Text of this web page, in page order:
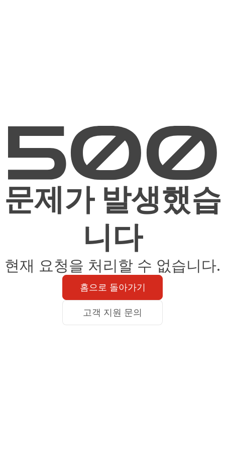
문제가 발생했습
니다
현재 요청을 처리할 수 없습니다.
홈으로 돌아가기
고객 지원 문의